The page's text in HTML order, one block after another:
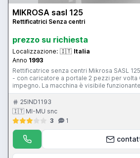
MIKROSA sasl 125
Rettificatrici Senza centri
prezzo su richiesta
Localizzazione: 🇮🇹 Italia
Anno 1993
Rettificatrice senza centri Mikrosa SASL 125 1E mola 250 x
- con caricatore a portale 2 pezzi per volta Contattateci senza
impegno. La macchina è visibile funzionante nel ns magazzino di
Gussago (BS) Mimu Macchine Utensili
25IND1193
🇮🇹 MI-MU snc
3
1